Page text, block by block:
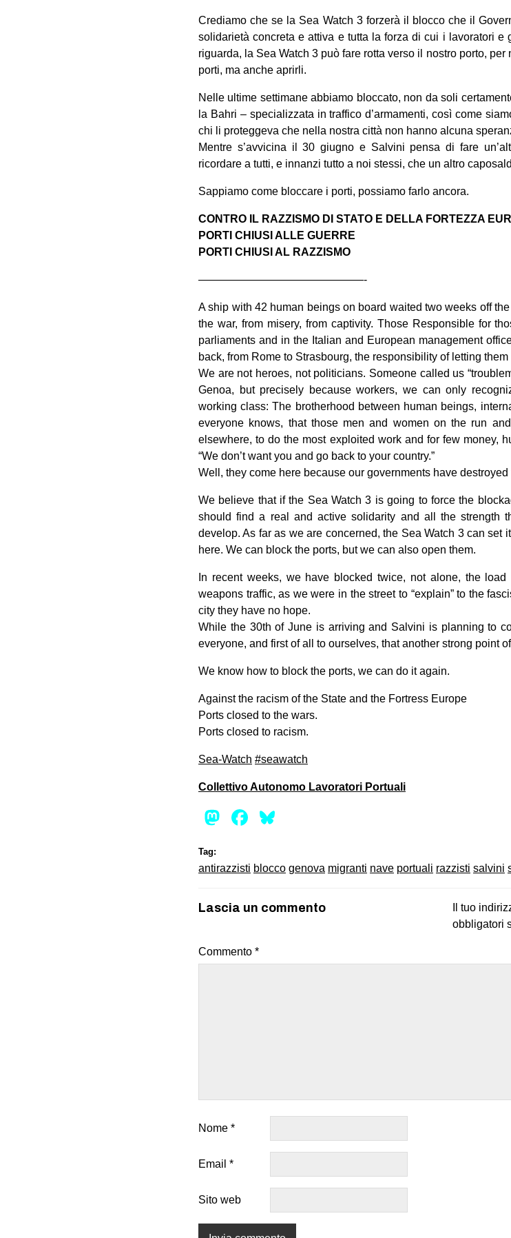
Crediamo che se la Sea Watch 3 forzerà il blocco che il
solidarietà concreta e attiva e tutta la forza di cui i lavoratori e
riguarda, la Sea Watch 3 può fare rotta verso il nostro porto,
porti, ma anche aprirli.
Nelle ultime settimane abbiamo bloccato, non da soli
la Bahri – specializzata in traffico d’armamenti, così come
chi li proteggeva che nella nostra città non hanno alcuna
Mentre s’avvicina il 30 giugno e Salvini pensa di fare
ricordare a tutti, e innanzi tutto a noi stessi, che un altro
Sappiamo come bloccare i porti, possiamo farlo ancora.
CONTRO IL RAZZISMO DI STATO E DELLA FORTEZZA
PORTI CHIUSI ALLE GUERRE
PORTI CHIUSI AL RAZZISMO
———————————————-
A ship with 42 human beings on board waited two weeks off
the war, from misery, from captivity. Those Responsible for
parliaments and in the Italian and European management
back, from Rome to Strasbourg, the responsibility of letting them
We are not heroes, not politicians. Someone called us
Genoa, but precisely because workers, we can only
working class: The brotherhood between human beings,
everyone knows, that those men and women on the run
elsewhere, to do the most exploited work and for few money,
“We don’t want you and go back to your country.”
Well, they come here because our governments have destroyed
We believe that if the Sea Watch 3 is going to force the
should find a real and active solidarity and all the strength
develop. As far as we are concerned, the Sea Watch 3 can set
here. We can block the ports, but we can also open them.
In recent weeks, we have blocked twice, not alone, the
weapons traffic, as we were in the street to “explain” to the
city they have no hope.
While the 30th of June is arriving and Salvini is planning to
everyone, and first of all to ourselves, that another strong point
We know how to block the ports, we can do it again.
Against the racism of the State and the Fortress Europe
Ports closed to the wars.
Ports closed to racism.
Sea-Watch #seawatch
Collettivo Autonomo Lavoratori Portuali
Mastodon
Facebook
Tag:
antirazzisti blocco genova migranti nave portuali razzisti salvini
Lascia un commento Il tuo
obbligatori
Commento *
Nome *
Email *
Sito web